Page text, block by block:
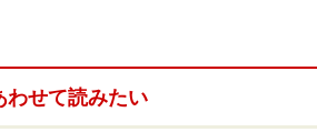
ンという手法による作品の有りよう
わせて読みたい